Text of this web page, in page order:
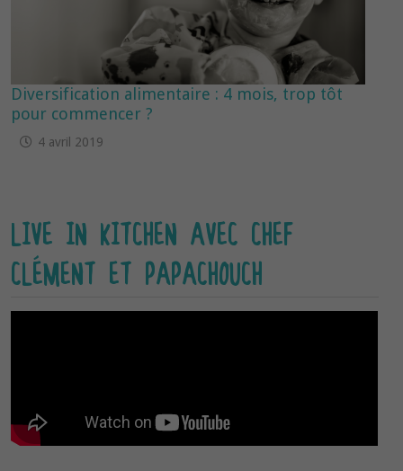
Diversification alimentaire : 4 mois, trop tôt
pour commencer ?
4 avril 2019
LIVE IN KITCHEN AVEC CHEF
CLÉMENT ET PAPACHOUCH